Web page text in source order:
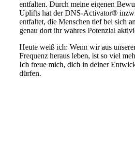
entfalten. Durch meine eigenen
Uplifts hat der DNS-Activator®
entfaltet, die Menschen tief bei sich
genau dort ihr wahres Potenzial
Heute weiß ich: Wenn wir aus
Frequenz heraus leben, ist so viel
Ich freue mich, dich in deiner
dürfen.